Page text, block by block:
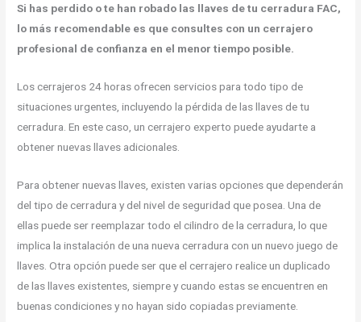
Si has perdido o te han robado las llaves de tu cerradura FAC,
lo más recomendable es que consultes con un cerrajero
profesional de confianza en el menor tiempo posible.
Los cerrajeros 24 horas ofrecen servicios para todo tipo de
situaciones urgentes, incluyendo la pérdida de las llaves de tu
cerradura. En este caso, un cerrajero experto puede ayudarte a
obtener nuevas llaves adicionales.
Para obtener nuevas llaves, existen varias opciones que dependerán
del tipo de cerradura y del nivel de seguridad que posea. Una de
ellas puede ser reemplazar todo el cilindro de la cerradura, lo que
implica la instalación de una nueva cerradura con un nuevo juego de
llaves. Otra opción puede ser que el cerrajero realice un duplicado
de las llaves existentes, siempre y cuando estas se encuentren en
buenas condiciones y no hayan sido copiadas previamente.